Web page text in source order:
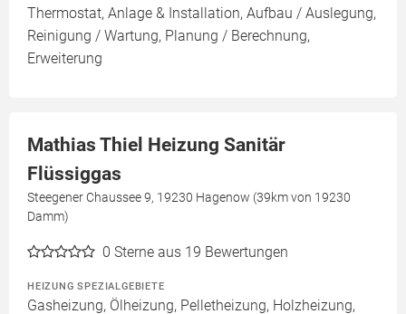
Thermostat, Anlage & Installation, Aufbau / Auslegung,
Reinigung / Wartung, Planung / Berechnung,
Erweiterung
Mathias Thiel Heizung Sanitär
Flüssiggas
Steegener Chaussee 9, 19230 Hagenow (39km von 19230
Damm)
0 Sterne aus 19 Bewertungen
HEIZUNG SPEZIALGEBIETE
Gasheizung, Ölheizung, Pelletheizung, Holzheizung,